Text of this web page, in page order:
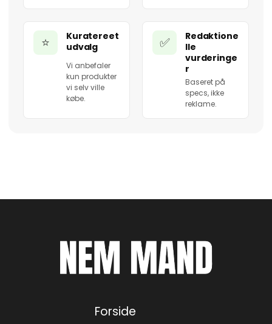
⭐
Kuratereet
udvalg
Vi anbefaler
kun produkter
vi selv ville
købe.
✅
Redaktione
lle
vurderinge
r
Baseret på
specs, ikke
reklame.
Forside